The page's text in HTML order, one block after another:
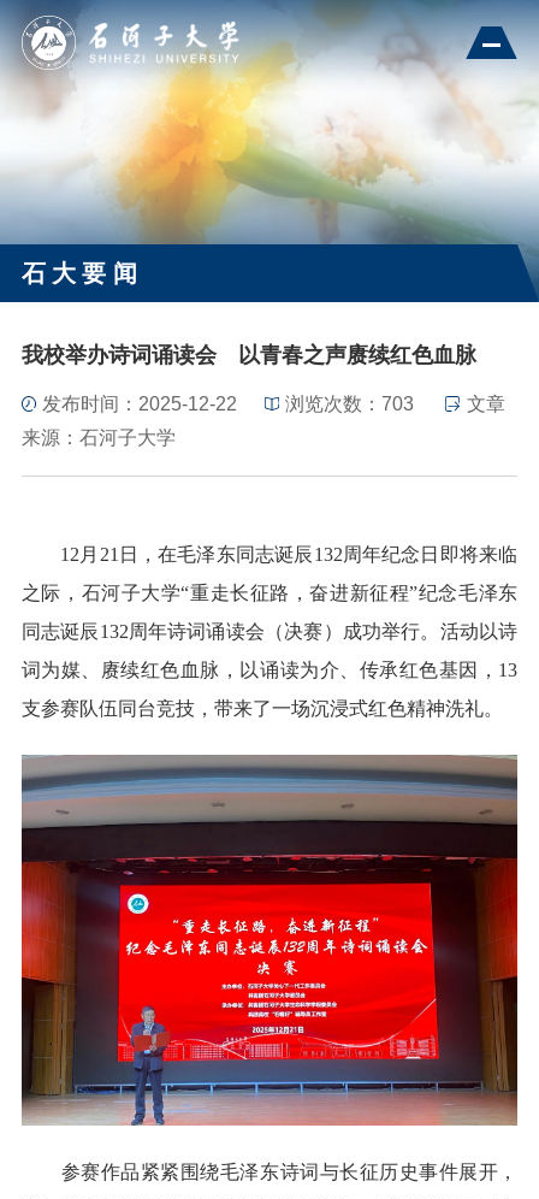
石大要闻
我校举办诗词诵读会 以青春之声赓续红色血脉
发布时间：2025-12-22 浏览次数：703
文章
来源：石河子大学
12月21日，在毛泽东同志诞辰132周年纪念日即将来临
之际，石河子大学“重走长征路，奋进新征程”纪念毛泽东
同志诞辰132周年诗词诵读会（决赛）成功举行。活动以诗
词为媒、赓续红色血脉，以诵读为介、传承红色基因，13
支参赛队伍同台竞技，带来了一场沉浸式红色精神洗礼。
参赛作品紧紧围绕毛泽东诗词与长征历史事件展开，